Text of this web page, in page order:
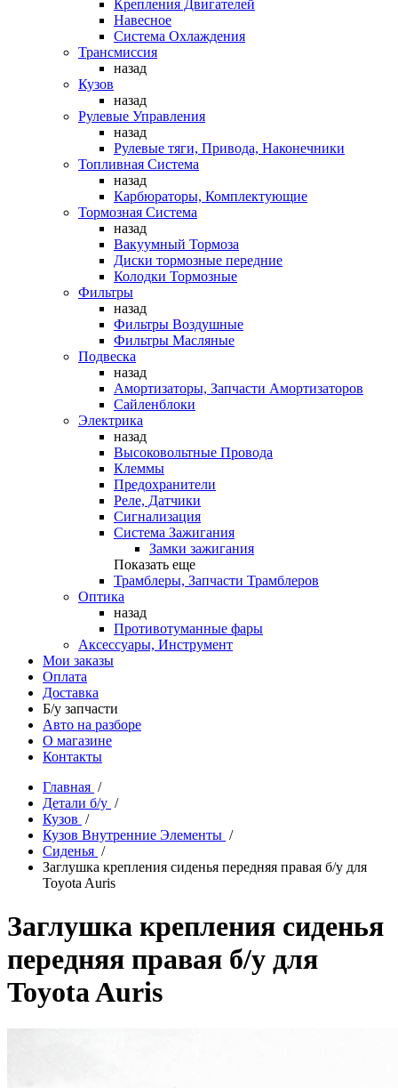
Крепления Двигателей
Навесное
Система Охлаждения
Трансмиссия
назад
Кузов
назад
Рулевые Управления
назад
Рулевые тяги, Привода, Наконечники
Топливная Система
назад
Карбюраторы, Комплектующие
Тормозная Система
назад
Вакуумный Тормоза
Диски тормозные передние
Колодки Тормозные
Фильтры
назад
Фильтры Воздушные
Фильтры Масляные
Подвеска
назад
Амортизаторы, Запчасти Амортизаторов
Сайленблоки
Электрика
назад
Высоковольтные Провода
Клеммы
Предохранители
Реле, Датчики
Сигнализация
Система Зажигания
Замки зажигания
Показать еще
Трамблеры, Запчасти Трамблеров
Оптика
назад
Противотуманные фары
Аксессуары, Инструмент
Мои заказы
Оплата
Доставка
Б/у запчасти
Авто на разборе
О магазине
Контакты
Главная /
Детали б/у /
Кузов /
Кузов Внутренние Элементы /
Сиденья /
Заглушка крепления сиденья передняя правая б/у для
Toyota Auris
Заглушка крепления сиденья
передняя правая б/у для
Toyota Auris